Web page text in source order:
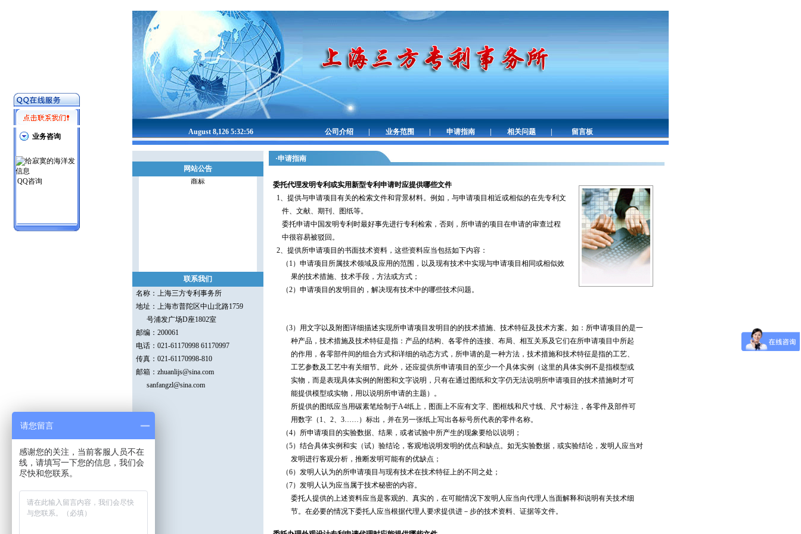
August 8,126 5:32:56 公司介绍 | 业务范围 | 申请指南 | 相关问题 | 留言板
网站公告
专利
商标
联系我们
名称：上海三方专利事务所
地址：上海市普陀区中山北路1759
号浦发广场D座1802室
邮编：200061
电话：021-61170998 61170997
传真：021-61170998-810
邮箱：zhuanlijs@sina.com
sanfangzl@sina.com
·申请指南
委托代理发明专利或实用新型专利申请时应提供哪些文件
1、 提供与申请项目有关的检索文件和背景材料。例如，与申请项目相近或相似的在先专利文
件、文献、期刊、图纸等。
委托申请中国发明专利时最好事先进行专利检索，否则，所申请的项目在申请的审查过程
中很容易被驳回。
2、 提供所申请项目的书面技术资料，这些资料应当包括如下内容：
（1）申请项目所属技术领域及应用的范围，以及现有技术中实现与申请项目相同或相似效
果的技术措施、技术手段，方法或方式；
（2） 申请项目的发明目的，解决现有技术中的哪些技术问题。
（3）用文字以及附图详细描述实现所申请项目发明目的的技术措施、技术特征及技术方案。如：所申请项目的是一
种产品，技术措施及技术特征是指：产品的结构、各零件的连接、布局、相互关系及它们在所申请项目中所起
的作用，各零部件间的组合方式和详细的动态方式，所申请的是一种方法，技术措施和技术特征是指的工艺、
工艺参数及工艺中有关细节。此外，还应提供所申请项目的至少一个具体实例（这里的具体实例不是指模型或
实物，而是表现具体实例的附图和文字说明，只有在通过图纸和文字仍无法说明所申请项目的技术措施时才可
能提供模型或实物，用以说明所申请的主题）。
所提供的图纸应当用碳素笔绘制于A4纸上，图面上不应有文字、图框线和尺寸线、尺寸标注，各零件及部件可
用数字（1、2、3……）标出，并在另一张纸上写出各标号所代表的零件名称。
（4）所申请项目的实验数据、结果，或者试验中所产生的现象要给以说明 ；
（5）结合具体实例和实（试）验结论，客观地说明发明的优点和缺点。如无实验数据，或实验结论，发明人应当对
发明进行客观分析，推断发明可能有的优缺点；
（6）发明人认为的所申请项目与现有技术在技术特征上的不同之处；
（7）发明人认为应当属于技术秘密的内容。
委托人提供的上述资料应当是客观的、真实的，在可能情况下发明人应当向代理人当面解释和说明有关技术细
节。在必要的情况下委托人应当根据代理人要求提供进－步的技术资料、证据等文件。
业务咨询
QQ咨询
请您留言
感谢您的关注，当前客服人员不在
线，请填写一下您的信息，我们会
尽快和您联系。